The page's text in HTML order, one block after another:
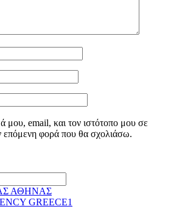
μου, email, και τον ιστότοπο μου σε
επόμενη φορά που θα σχολιάσω.